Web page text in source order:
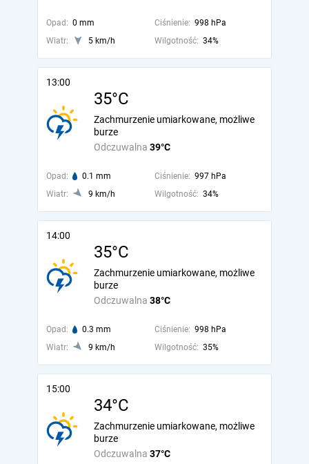
Opad: 0 mm Ciśnienie: 998 hPa
Wiatr:
5 km/h Wilgotność: 34%
13:00
35°C
Odczuwalna 39°C
Zachmurzenie umiarkowane, możliwe
burze
Opad: 0.1 mm Ciśnienie: 997 hPa
Wiatr:
9 km/h Wilgotność: 34%
14:00
35°C
Odczuwalna 38°C
Zachmurzenie umiarkowane, możliwe
burze
Opad: 0.3 mm Ciśnienie: 998 hPa
Wiatr:
9 km/h Wilgotność: 35%
15:00
34°C
Odczuwalna 37°C
Zachmurzenie umiarkowane, możliwe
burze